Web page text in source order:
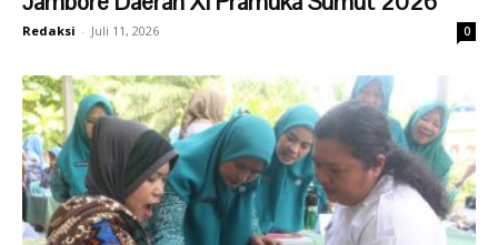
Redaksi - Juli 11, 2026 0